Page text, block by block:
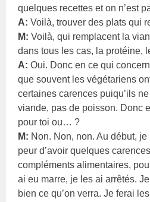
quelques recettes et on n’est
A: Voilà, trouver des plats qui
M: Voilà, qui remplacent la
dans tous les cas, la protéine,
A: Oui. Donc en ce qui
que souvent les végétariens
certaines carences puiqu’ils
viande, pas de poisson. Donc
pour toi ou… ?
M: Non. Non, non. Au début,
peur d’avoir quelques
compléments alimentaires,
ai eu marre, je les ai arrêtés.
bien ce qu’on verra. Je ferai